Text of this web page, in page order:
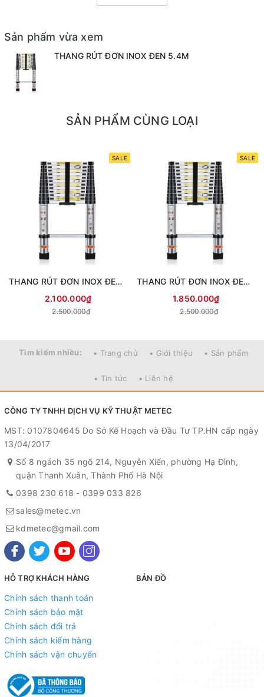
- Khoảng cách bậc: 37cm
- Chiều cao tối đa: 5.4m
- Chiều dài rút gọn: 1,02m
- Tải trọng 150kg
Sản phẩm vừa xem
THANG RÚT ĐƠN INOX ĐEN 5.4M
SẢN PHẨM CÙNG LOẠI
SALE
THANG RÚT ĐƠN INOX ĐEN 5.0M
2.100.000₫
2.500.000₫
SALE
THANG RÚT ĐƠN INOX ĐEN 4.4M
1.850.000₫
2.500.000₫
Tìm kiếm nhiều: • Trang chủ • Giới thiệu • Sản phẩm
• Tin tức • Liên hệ
CÔNG TY TNHH DỊCH VỤ KỸ THUẬT METEC
MST: 0107804645 Do Sở Kế Hoạch và Đầu Tư TP.HN cấp ngày
13/04/2017
Số 8 ngách 35 ngõ 214, Nguyễn Xiển, phường Hạ Đình,
quận Thanh Xuân, Thành Phố Hà Nội
0398 230 618 - 0399 033 826
sales@metec.vn
kdmetec@gmail.com
HỖ TRỢ KHÁCH HÀNG
Chính sách thanh toán
Chính sách bảo mật
Chính sách đổi trả
Chính sách kiểm hàng
Chính sách vận chuyển
BẢN ĐỒ